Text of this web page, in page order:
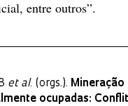
entre outros”.
et al. (orgs.). Mineração
ocupadas: